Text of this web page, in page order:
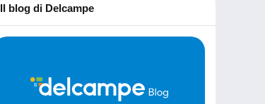
Il blog di Delcampe